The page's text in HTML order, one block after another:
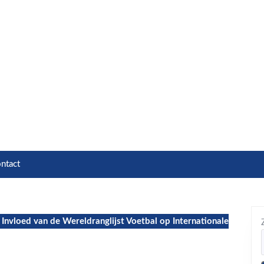
Invloed van de Wereldranglijst Voetbal op Internationale